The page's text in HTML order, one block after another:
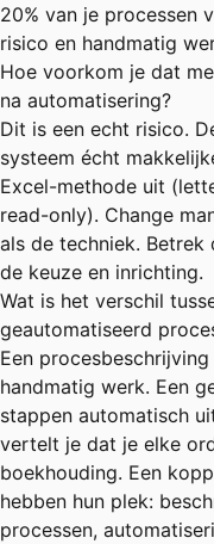
20% van je processen
risico en handmatig
Hoe voorkom je dat
na automatisering?
Dit is een echt risico.
systeem écht
Excel-methode uit
read-only). Change
als de techniek.
de keuze en inrichting.
Wat is het verschil
geautomatiseerd
Een
handmatig werk. Een
stappen automatisch
vertelt je dat je elke
boekhouding. Een
hebben hun plek:
processen,